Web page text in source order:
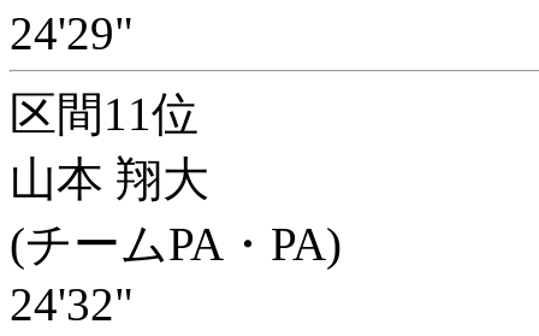
24'29"
区間11位
山本 翔大
(チームPA・PA)
24'32"